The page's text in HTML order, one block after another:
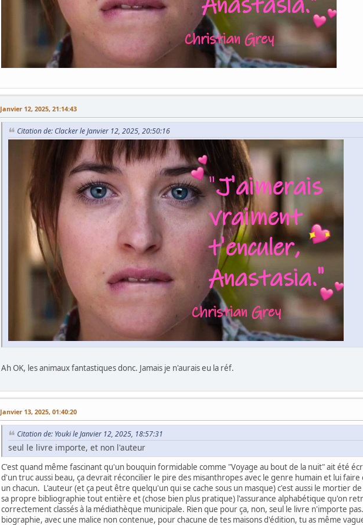
Janvier 12, 2025, 21:14:43
Citation de: Clacker le Janvier 12, 2025, 20:50:16
Ah OK, les animaux fantastiques donc. Jamais je n'aurais eu la réf.
Janvier 13, 2025, 01:40:20
Citation de: Youki le Janvier 12, 2025, 18:57:31
seul le livre importe, et non l'auteur
C'est quand même fascinant qu'un bouquin formidable comme "Voyage au bout de la nuit" ait été
d'un truc aussi beau, ça devrait réconcilier le pire des misanthropes avec le genre humain et lui
un chacun. L'auteur (et ça peut être quelqu'un qui se cache sous un masque) c'est aussi le mortier
sa propre bibliographie tout entière et (chose bien plus pratique) l'assurance alphabétique qu'on
correctement classés à la médiathèque municipale. Rien que pour ça, non, seul le livre n'importe
biographie, avec une malice non contenue, pour chacune de tes maisons d'édition, tu as même